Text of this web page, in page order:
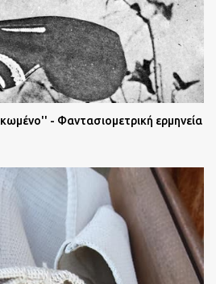
- Φαντασιομετρική ερμηνεία